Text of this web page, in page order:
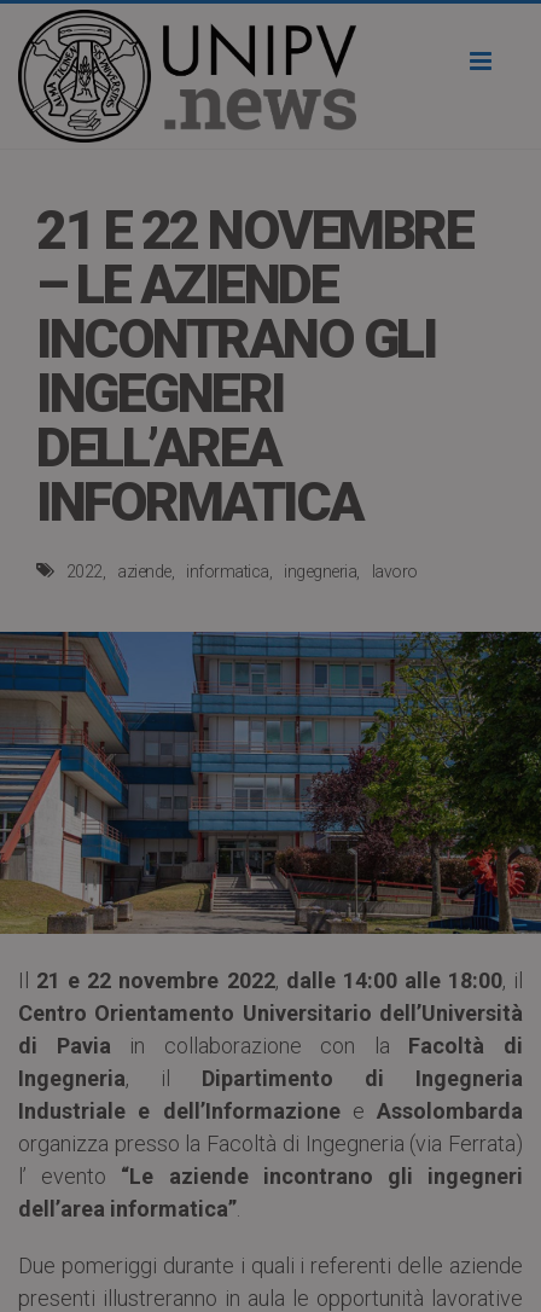
21 E 22 NOVEMBRE
– LE AZIENDE
INCONTRANO GLI
INGEGNERI
DELL’AREA
INFORMATICA
2022 aziende informatica ingegneria lavoro
Il 21 e 22 novembre 2022, dalle 14:00 alle 18:00, il
Centro Orientamento Universitario dell’Università
di Pavia in collaborazione con la Facoltà di
Ingegneria, il Dipartimento di Ingegneria
Industriale e dell’Informazionee Assolombarda
organizza presso la Facoltà di Ingegneria (via Ferrata)
l’ evento “Le aziende incontrano gli ingegneri
dell’area informatica”
Due pomeriggi durante i quali i referenti delle aziende
presenti illustreranno in aula le opportunità lavorative